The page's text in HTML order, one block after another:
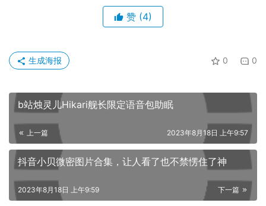
他开始阅读大量的资料，进行大量的实验，他的生活变得越
宙的秘密。
释。他开始怀疑自己的观察和计算，他甚至开始怀疑自己的
理性。他的疑惑和困惑不断积累，他的生活也因此变得困难
起来。
这时，他的好朋友，也是他的同事，左公子666来到他的研
这个问题困扰你。你需要找到一种新的方式来看待它。”
赞 (4)
0 0
生成海报
b站烛灵儿Hikari舰长限定语音包助眠
上一篇 2023年8月18日 上午9:57
抖音小贝微密图片合集，让人看了也不禁愣住了神
下一篇
2023年8月18日 上午9:59